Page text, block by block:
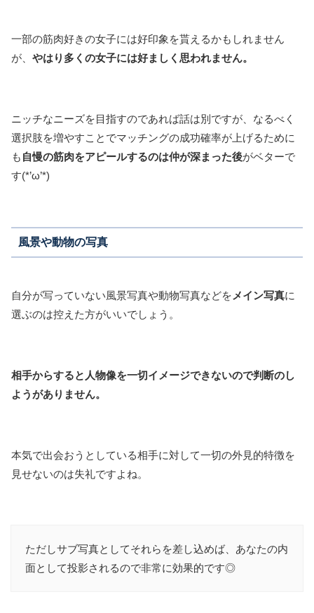
一部の筋肉好きの女子には好印象を貰えるかもしれません
が、 やはり多くの女子には好ましく思われません。
ニッチなニーズを目指すのであれば話は別ですが、なるべく
選択肢を増やすことでマッチングの成功確率が上げるために
も 自慢の筋肉をアピールするのは仲が深まった後がベターで
す(*’ω’*)
風景や動物の写真
自分が写っていない風景写真や動物写真などを メイン写真に
選ぶのは控えた方がいいでしょう。
相手からすると人物像を一切イメージできないので判断のし
ようがありません。
本気で出会おうとしている相手に対して一切の外見的特徴を
見せないのは失礼ですよね。
ただしサブ写真としてそれらを差し込めば、あなたの内
面として投影されるので非常に効果的です◎